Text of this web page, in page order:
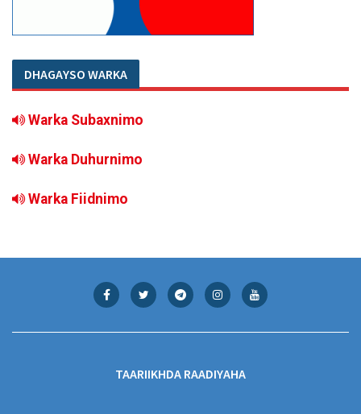
DHAGAYSO WARKA
Warka Subaxnimo
Warka Duhurnimo
Warka Fiidnimo
TAARIIKHDA RAADIYAHA